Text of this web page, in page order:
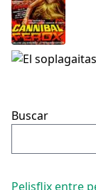
Buscar
Pelisflix entre